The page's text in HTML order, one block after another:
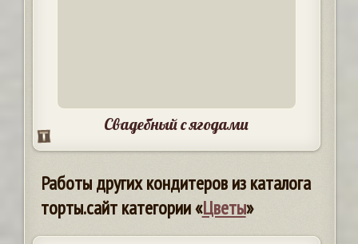
Свадебный с ягодами
Работы других кондитеров из каталога
торты.сайт категории «Цветы»